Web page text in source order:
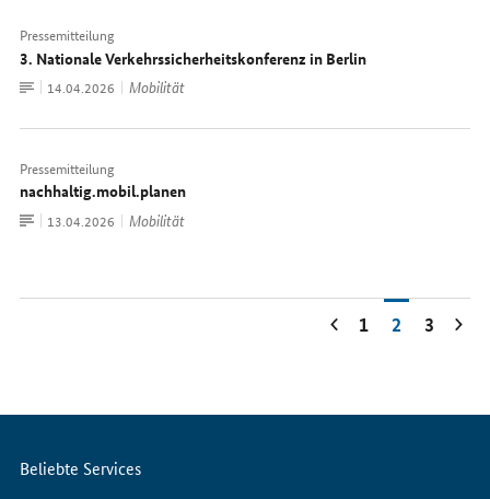
Pressemitteilung
3. Nationale Verkehrssicherheitskonferenz in Berlin
Zum
Dokument
Datum:
14.04.2026 Mobilität
Pressemitteilung
nachhaltig.mobil.planen
Zum
Dokument
Datum:
13.04.2026 Mobilität
1 2 3
Servicemenü
Beliebte Services